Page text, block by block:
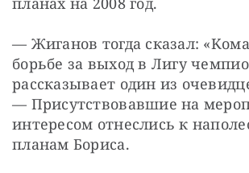
— Жиганов тогда сказал:
борьбе за выход в Лигу
рассказывает один из
— Присутствовавшие на
интересом отнеслись к
планам Бориса.